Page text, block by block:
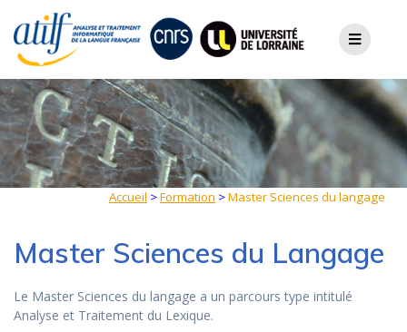
content
Accueil >Formation >Master Sciences du langage
Master Sciences du Langage
Le Master Sciences du langage a un parcours type intitulé
Analyse et Traitement du Lexique.